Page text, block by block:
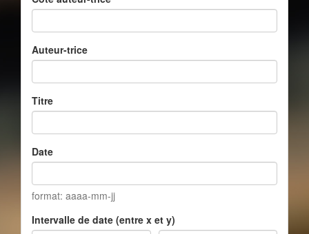
Auteur-trice
Titre
Date
format: aaaa-mm-jj
Intervalle de date (entre x et y)